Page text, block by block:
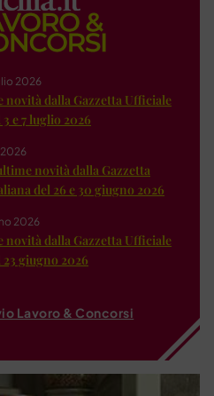
2026
novità dalla Gazzetta Ufficiale
e 7 luglio 2026
novità dalla Gazzetta
del 26 e 30 giugno 2026
2026
novità dalla Gazzetta Ufficiale
giugno 2026
Lavoro & Concorsi